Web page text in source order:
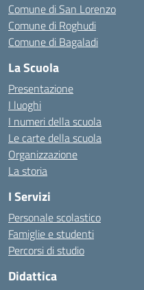
Comune di San Lorenzo
Comune di Roghudi
Comune di Bagaladi
La Scuola
Presentazione
I luoghi
I numeri della scuola
Le carte della scuola
Organizzazione
La storia
I Servizi
Personale scolastico
Famiglie e studenti
Percorsi di studio
Didattica